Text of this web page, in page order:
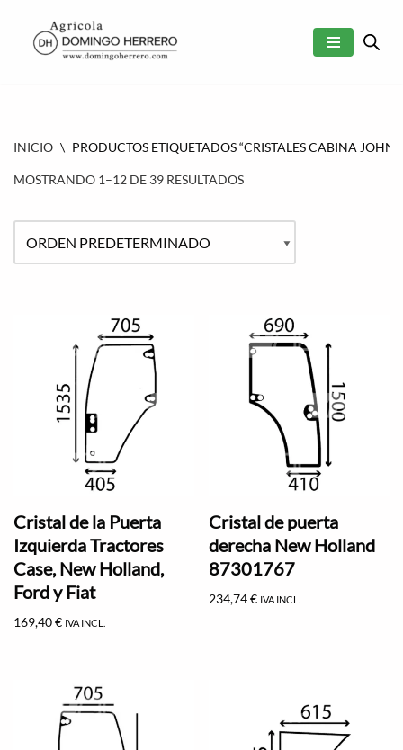
SALTAR
INICIO \ PRODUCTOS ETIQUETADOS “CRISTALES CABINA JOHN
MOSTRANDO 1–12 DE 39 RESULTADOS
Cristal de la Puerta
Izquierda Tractores
Case, New Holland,
Ford y Fiat
169,40€ IVA INCL.
Cristal de puerta
derecha New Holland
87301767
234,74€ IVA INCL.